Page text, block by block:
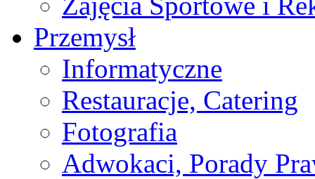
Przemysł
Informatyczne
Restauracje, Catering
Fotografia
Adwokaci, Porady